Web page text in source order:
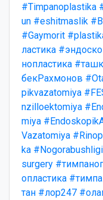
#Timpanoplastika
un #eshitmaslik
#Gaymorit
ластика
нопластика
бекРахмонов
pikvazatomiya
nzilloektomiya
miya
Vazatomiya
ka
surgery
опластика
тан #лор247